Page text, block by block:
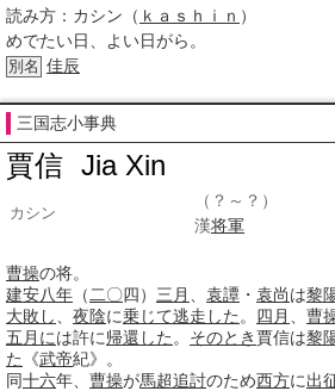
読み方： カシン（ ｋａｓｈｉｎ ）
めでたい日、よい日がら。
別名 佳辰
三国志小事典
賈信 Jia Xin
カシン
（？～？）
漢将軍
曹操の将。
建安八年 （ 二〇四） 三月 袁譚 ・ 袁尚は黎
大敗し
夜陰に乗じて逃走した 。 四月 曹
五月には許に帰還した 。 そのとき賈信は黎
た
《武帝紀》。
同十六年、 曹操が馬超追討のため西方に出